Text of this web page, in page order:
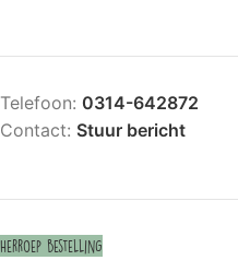
Telefoon: 0314-642872
Contact: Stuur bericht
Herroep bestelling